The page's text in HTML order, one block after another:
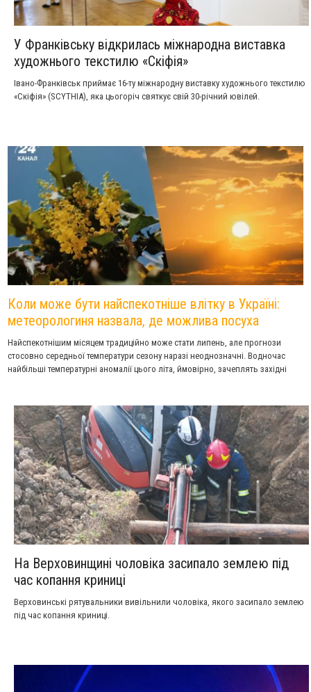
У Франківську відкрилась міжнародна виставка
художнього текстилю «Скіфія»
Івано-Франківськ приймає 16-ту міжнародну виставку художнього текстилю
«Скіфія» (SCYTHIA), яка цьогоріч святкує свій 30-річний ювілей.
Коли може бути найспекотніше влітку в Україні:
метеорологиня назвала, де можлива посуха
Найспекотнішим місяцем традиційно може стати липень, але прогнози
стосовно середньої температури сезону наразі неоднозначні. Водночас
найбільші температурні аномалії цього літа, ймовірно, зачеплять західні
На Верховинщині чоловіка засипало землею під
час копання криниці
Верховинські рятувальники вивільнили чоловіка, якого засипало землею
під час копання криниці.